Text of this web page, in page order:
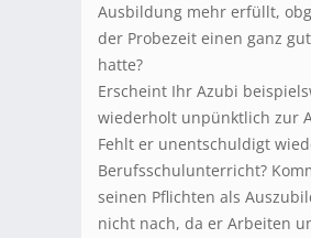
Ausbildung mehr erfüllt,
der Probezeit einen ganz
hatte?
Erscheint Ihr Azubi
wiederholt unpünktlich zur
Fehlt er unentschuldigt
Berufsschulunterricht?
seinen Pflichten als
nicht nach, da er Arbeiten